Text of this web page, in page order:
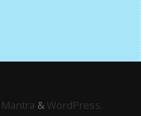
Mantra & WordPress.